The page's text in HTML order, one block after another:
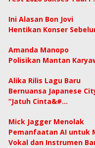
Ini Alasan Bon Jovi
Hentikan Konser
Amanda Manopo
Polisikan Mantan
Alika Rilis Lagu Baru
Bernuansa Japanese
“Jatuh Cinta&#…
Mick Jagger Menolak
Pemanfaatan AI untuk
Vokal dan Instrumen